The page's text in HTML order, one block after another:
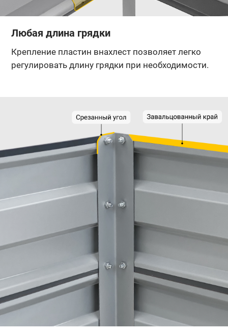
Любая длина грядки
Крепление пластин внахлест позволяет легко
регулировать длину грядки при необходимости.